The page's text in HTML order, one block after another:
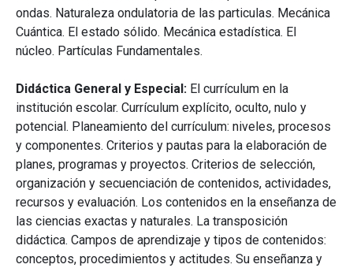
ondas. Naturaleza ondulatoria de las particulas. Mecánica
Cuántica. El estado sólido. Mecánica estadística. El
núcleo. Partículas Fundamentales.
Didáctica General y Especial: El currículum en la
institución escolar. Currículum explícito, oculto, nulo y
potencial. Planeamiento del currículum: niveles, procesos
y componentes. Criterios y pautas para la elaboración de
planes, programas y proyectos. Criterios de selección,
organización y secuenciación de contenidos, actividades,
recursos y evaluación. Los contenidos en la enseñanza de
las ciencias exactas y naturales. La transposición
didáctica. Campos de aprendizaje y tipos de contenidos:
conceptos, procedimientos y actitudes. Su enseñanza y